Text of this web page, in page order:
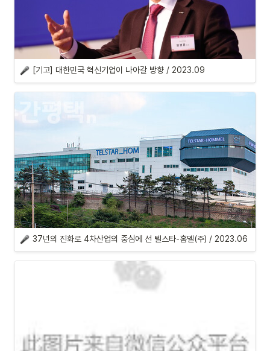
[기고] 대한민국 혁신기업이 나아갈 방향 / 2023.09
37년의 진화로 4차산업의 중심에 선 텔스타-홈멜(주) / 2023.06